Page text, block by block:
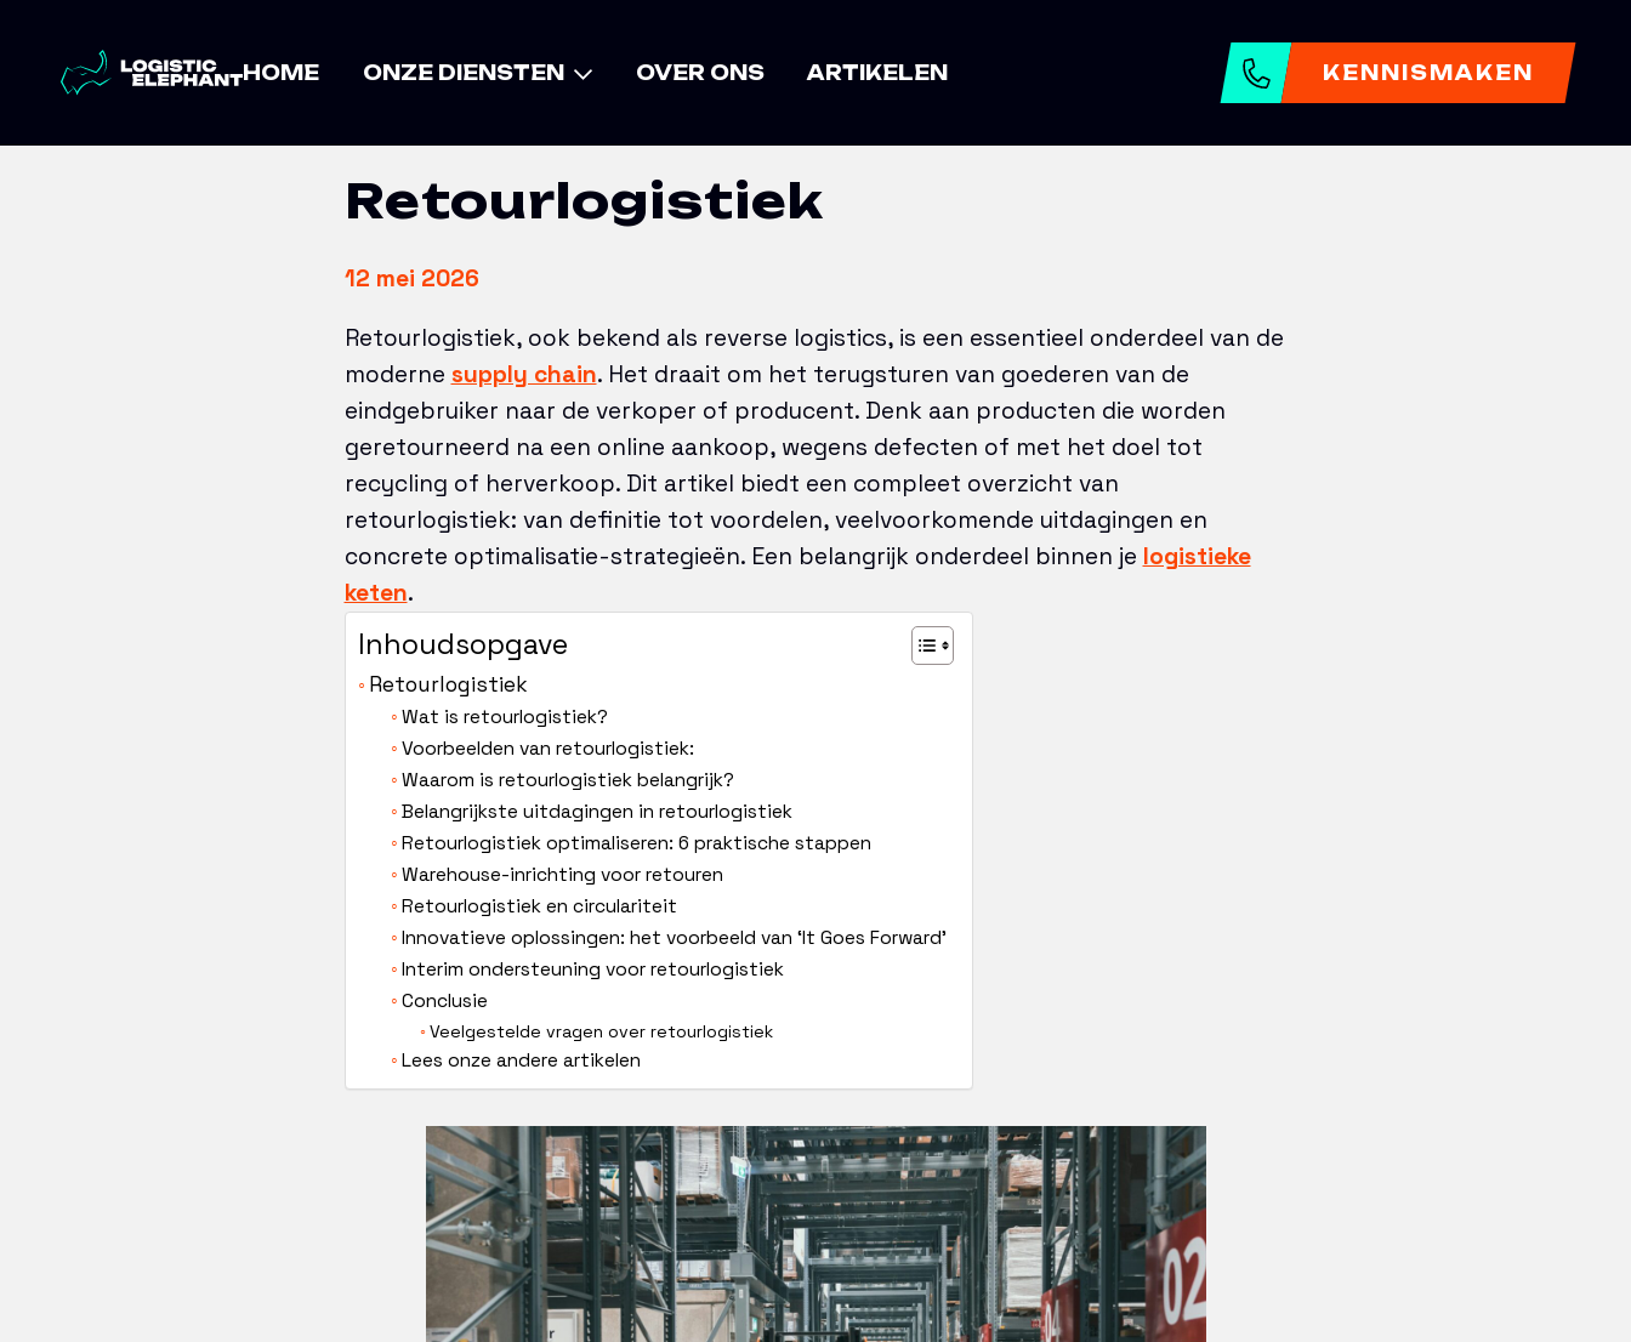
HOME ONZE DIENSTEN OVER ONS ARTIKELEN KENNISMAKEN
Retourlogistiek
12 mei 2026
Retourlogistiek, ook bekend als reverse logistics, is een essentieel onderdeel van de
moderne supply chain. Het draait om het terugsturen van goederen van de
eindgebruiker naar de verkoper of producent. Denk aan producten die worden
geretourneerd na een online aankoop, wegens defecten of met het doel tot
recycling of herverkoop. Dit artikel biedt een compleet overzicht van
retourlogistiek: van definitie tot voordelen, veelvoorkomende uitdagingen en
concrete optimalisatie-strategieën. Een belangrijk onderdeel binnen je logistieke
keten.
Inhoudsopgave
Retourlogistiek
Wat is retourlogistiek?
Voorbeelden van retourlogistiek:
Waarom is retourlogistiek belangrijk?
Belangrijkste uitdagingen in retourlogistiek
Retourlogistiek optimaliseren: 6 praktische stappen
Warehouse-inrichting voor retouren
Retourlogistiek en circulariteit
Innovatieve oplossingen: het voorbeeld van ‘It Goes Forward’
Interim ondersteuning voor retourlogistiek
Conclusie
Veelgestelde vragen over retourlogistiek
Lees onze andere artikelen